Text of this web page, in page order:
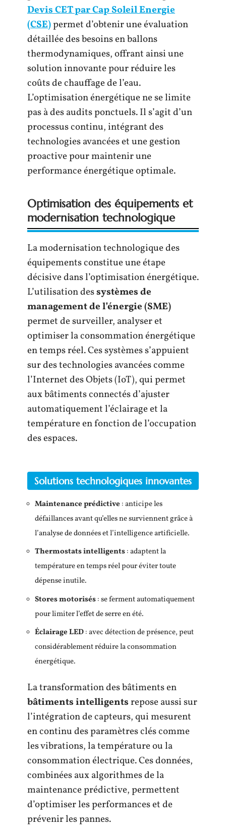
Devis CET par Cap Soleil Energie
(CSE)permet d’obtenir une évaluation
détaillée des besoins en ballons
thermodynamiques, offrant ainsi une
solution innovante pour réduire les
coûts de chauffage de l’eau.
L’optimisation énergétique ne se limite
pas à des audits ponctuels. Il s’agit d’un
processus continu, intégrant des
technologies avancées et une gestion
proactive pour maintenir une
performance énergétique optimale.
Optimisation des équipements et
modernisation technologique
La modernisation technologique des
équipements constitue une étape
décisive dans l’optimisation énergétique.
L’utilisation dessystèmes de
management de l’énergie (SME)
permet de surveiller, analyser et
optimiser la consommation énergétique
en temps réel. Ces systèmes s’appuient
sur des technologies avancées comme
l’Internet des Objets (IoT), qui permet
aux bâtiments connectés d’ajuster
automatiquement l’éclairage et la
température en fonction de l’occupation
des espaces.
Solutions technologiques innovantes
Maintenance prédictive : anticipe les
défaillances avant qu’elles ne surviennent grâce à
l’analyse de données et l’intelligence artificielle.
Thermostats intelligents: adaptent la
température en temps réel pour éviter toute
dépense inutile.
Stores motorisés: se ferment automatiquement
pour limiter l’effet de serre en été.
Éclairage LED: avec détection de présence, peut
considérablement réduire la consommation
énergétique.
La transformation des bâtiments en
bâtiments intelligentsrepose aussi sur
l’intégration de capteurs, qui mesurent
en continu des paramètres clés comme
les vibrations, la température ou la
consommation électrique. Ces données,
combinées aux algorithmes de la
maintenance prédictive, permettent
d’optimiser les performances et de
prévenir les pannes.